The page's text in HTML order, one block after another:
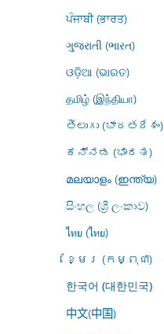
ਪੰਜਾਬੀ (ਭਾਰਤ)
ગુજરાતી (ભારત)
ଓଡ଼ିଆ (ଭାରତ)
தமிழ் (இந்தியா)
తెలుగు (భారతదేశం)
ಕನ್ನಡ (ಭಾರತ)
മലയാളം (ഇന്ത്യ)
සිංහල (ශ්‍රී ලංකාව)
ไทย (ไทย)
ខ្មែរ (កម្ពុជា)
한국어 (대한민국)
中文(中国)